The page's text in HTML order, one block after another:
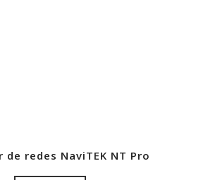
de redes NaviTEK NT Pro